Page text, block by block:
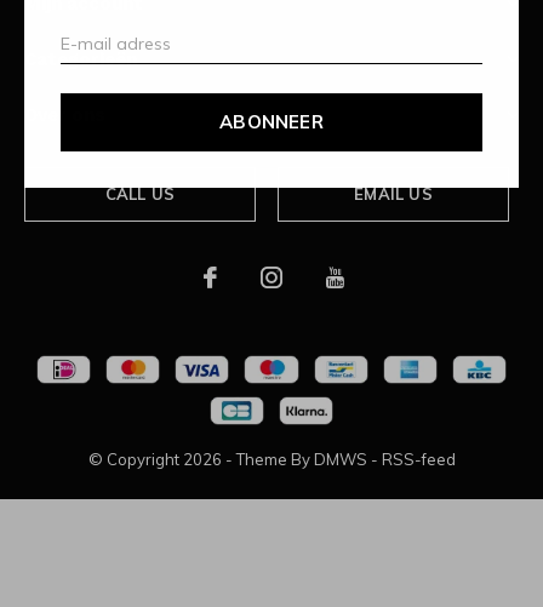
ABONNEER
Categorieën
CALL US EMAIL US
© Copyright 2026 - Theme By DMWS - RSS-feed